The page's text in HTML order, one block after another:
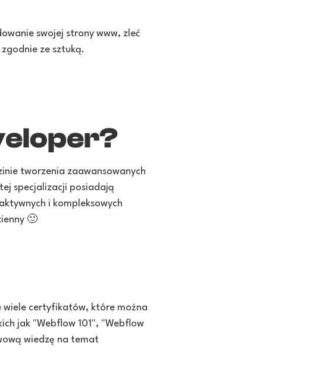
swojej strony www, zleć
ze sztuką.
tworzenia zaawansowanych
specjalizacji posiadają
i kompleksowych
🙂
wiele certyfikatów, które można
jak "Webflow 101", "Webflow
wiedzę na temat